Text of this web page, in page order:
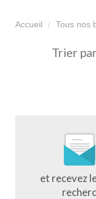
Accueil Tous nos
Trier
et recevez